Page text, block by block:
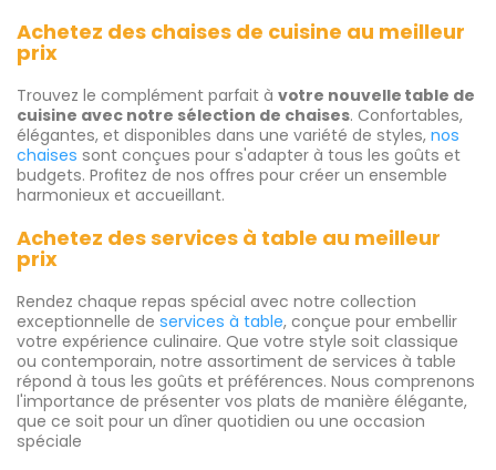
Achetez des chaises de cuisine au meilleur
prix
Trouvez le complément parfait à votre nouvelle table de
cuisine avec notre sélection de chaises. Confortables,
élégantes, et disponibles dans une variété de styles, nos
chaises sont conçues pour s'adapter à tous les goûts et
budgets. Profitez de nos offres pour créer un ensemble
harmonieux et accueillant.
Achetez des services à table au meilleur
prix
Rendez chaque repas spécial avec notre collection
exceptionnelle de services à table, conçue pour embellir
votre expérience culinaire. Que votre style soit classique
ou contemporain, notre assortiment de services à table
répond à tous les goûts et préférences. Nous comprenons
l'importance de présenter vos plats de manière élégante,
que ce soit pour un dîner quotidien ou une occasion
spéciale